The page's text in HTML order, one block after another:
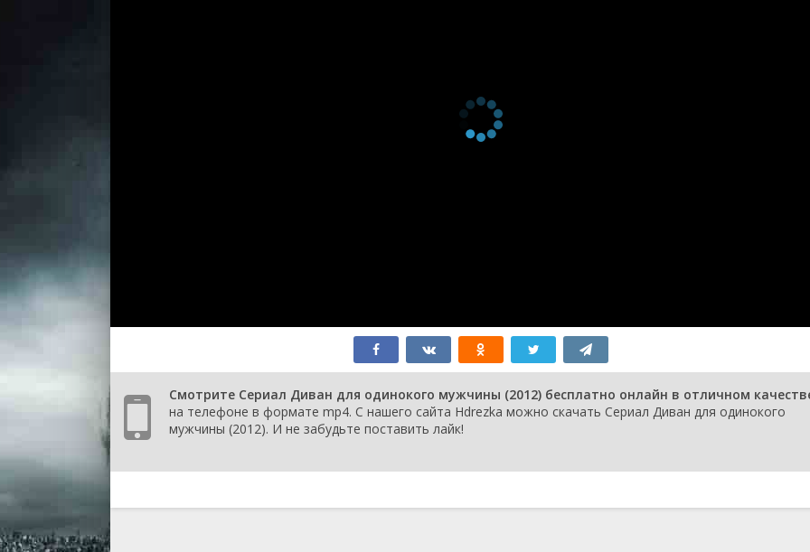
Смотрите Сериал Диван для одинокого мужчины (2012) бесплатно онлайн в отличном
на телефоне в формате mp4. С нашего сайта Hdrezka можно скачать Сериал Диван для одинокого
мужчины (2012). И не забудьте поставить лайк!